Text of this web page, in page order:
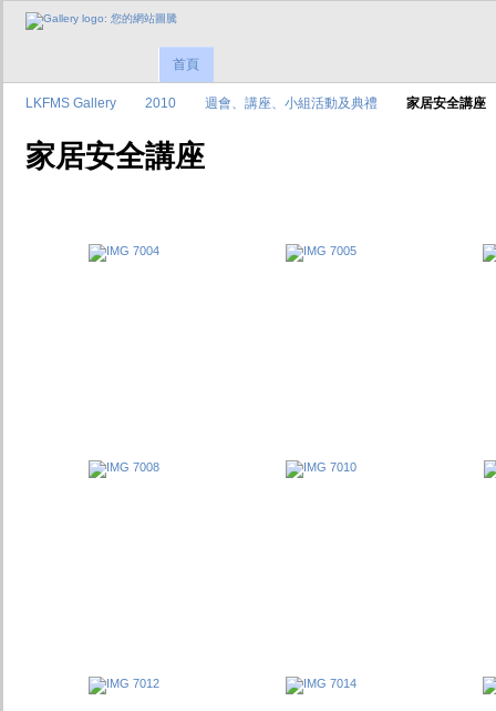
首頁
LKFMS Gallery 2010 週會、講座、小組活動及典禮 家居安全講座
家居安全講座